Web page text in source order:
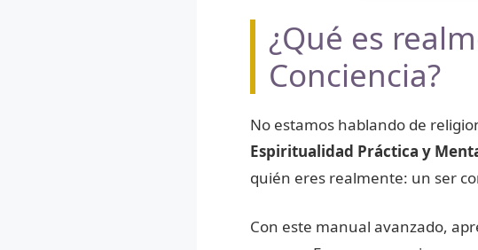
¿Qué es
Conciencia?
No estamos hablando de
Espiritualidad Práctica y
quién eres realmente: un ser
Con este manual avanzado,